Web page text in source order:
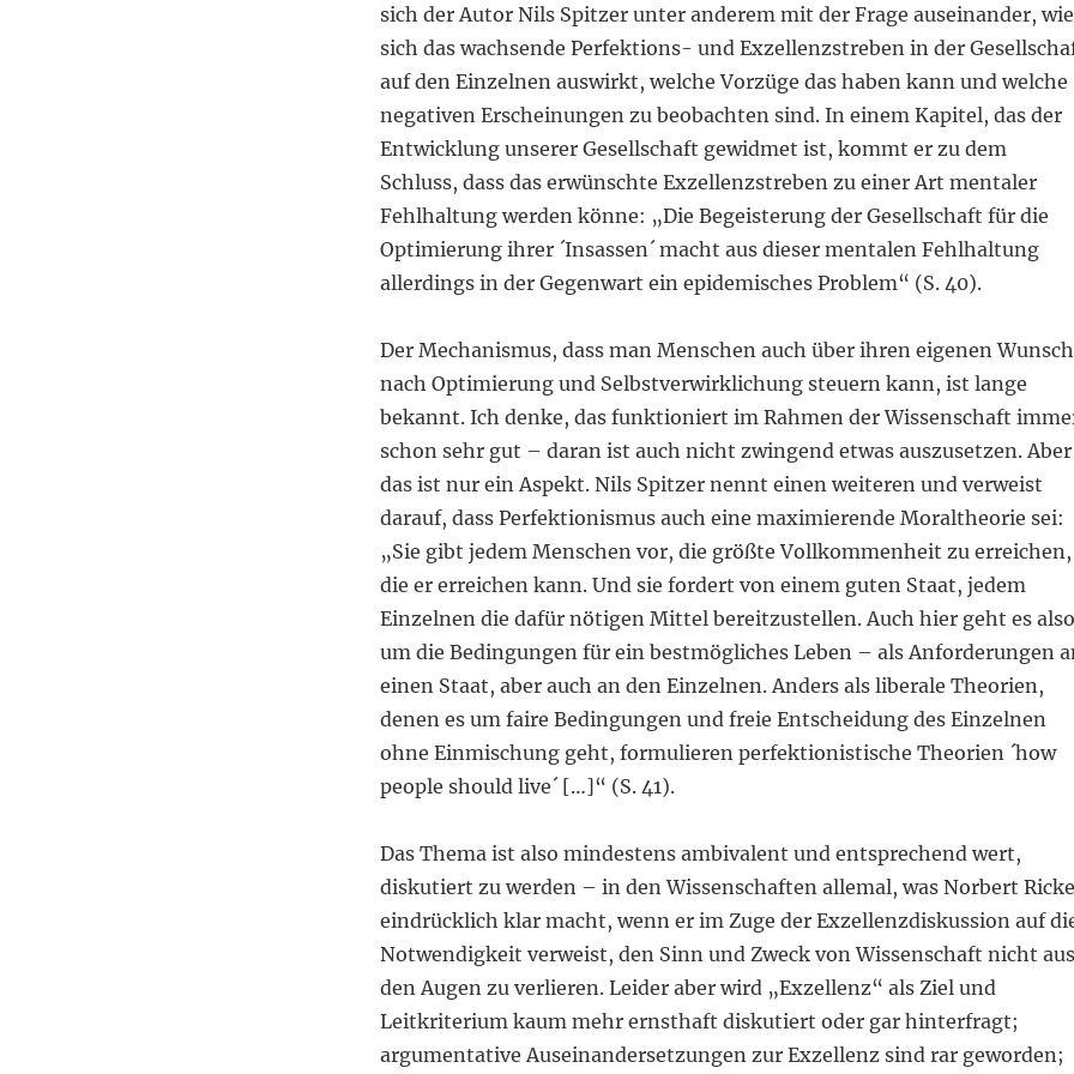
sich der Autor Nils Spitzer unter anderem mit der Frage auseinander, wie
sich das wachsende Perfektions- und Exzellenzstreben in der
auf den Einzelnen auswirkt, welche Vorzüge das haben kann und welche
negativen Erscheinungen zu beobachten sind. In einem Kapitel, das der
Entwicklung unserer Gesellschaft gewidmet ist, kommt er zu dem
Schluss, dass das erwünschte Exzellenzstreben zu einer Art mentaler
Fehlhaltung werden könne: „Die Begeisterung der Gesellschaft für die
Optimierung ihrer ´Insassen´ macht aus dieser mentalen Fehlhaltung
allerdings in der Gegenwart ein epidemisches Problem“ (S. 40).
Der Mechanismus, dass man Menschen auch über ihren eigenen Wunsch
nach Optimierung und Selbstverwirklichung steuern kann, ist lange
bekannt. Ich denke, das funktioniert im Rahmen der Wissenschaft
schon sehr gut – daran ist auch nicht zwingend etwas auszusetzen. Aber
das ist nur ein Aspekt. Nils Spitzer nennt einen weiteren und verweist
darauf, dass Perfektionismus auch eine maximierende Moraltheorie sei:
„Sie gibt jedem Menschen vor, die größte Vollkommenheit zu erreichen,
die er erreichen kann. Und sie fordert von einem guten Staat, jedem
Einzelnen die dafür nötigen Mittel bereitzustellen. Auch hier geht es also
um die Bedingungen für ein bestmögliches Leben – als Anforderungen
einen Staat, aber auch an den Einzelnen. Anders als liberale Theorien,
denen es um faire Bedingungen und freie Entscheidung des Einzelnen
ohne Einmischung geht, formulieren perfektionistische Theorien ´how
people should live´ […]“ (S. 41).
Das Thema ist also mindestens ambivalent und entsprechend wert,
diskutiert zu werden – in den Wissenschaften allemal, was Norbert
eindrücklich klar macht, wenn er im Zuge der Exzellenzdiskussion auf
Notwendigkeit verweist, den Sinn und Zweck von Wissenschaft nicht aus
den Augen zu verlieren. Leider aber wird „Exzellenz“ als Ziel und
Leitkriterium kaum mehr ernsthaft diskutiert oder gar hinterfragt;
argumentative Auseinandersetzungen zur Exzellenz sind rar geworden;